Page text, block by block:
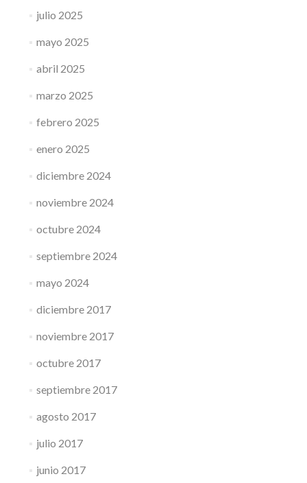
julio 2025
mayo 2025
abril 2025
marzo 2025
febrero 2025
enero 2025
diciembre 2024
noviembre 2024
octubre 2024
septiembre 2024
mayo 2024
diciembre 2017
noviembre 2017
octubre 2017
septiembre 2017
agosto 2017
julio 2017
junio 2017